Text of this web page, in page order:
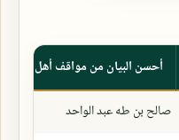
أحسن البيان من مواقف أهل الإيمان
صالح بن طه عبد الواحد